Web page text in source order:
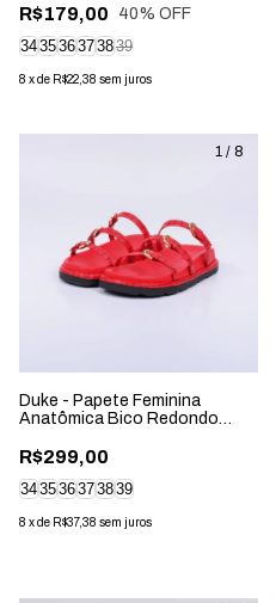
R$179,00 40% OFF
343536373839
8 xde R$22,38 sem juros
1 / 8
Duke - Papete Feminina
Anatômica Bico Redondo
R$299,00
343536373839
8 xde R$37,38 sem juros